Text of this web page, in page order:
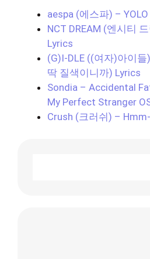
aespa (에스파) –
NCT DREAM (엔시티
Lyrics
(G)I-DLE ((여자)아이
딱 질색이니까) Lyrics
Sondia – Accidental
My Perfect Stranger
Crush (크러쉬) –